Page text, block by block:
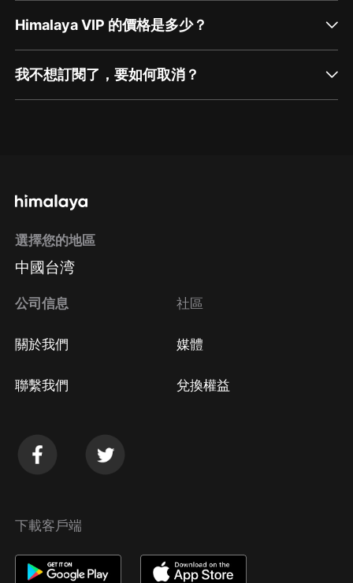
Himalaya VIP 的價格是多少？
我不想訂閱了，要如何取消？
方法 Google Play取消訂閱方法
選擇您的地區
中國台湾
公司信息
關於我們
聯繫我們
社區
媒體
兌換權益
下載客戶端